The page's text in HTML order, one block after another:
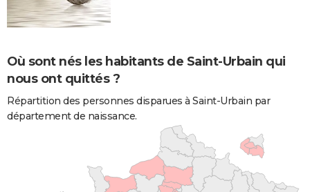
Où sont nés les habitants de Saint-Urbain qui
nous ont quittés ?
Répartition des personnes disparues à Saint-Urbain par
département de naissance.